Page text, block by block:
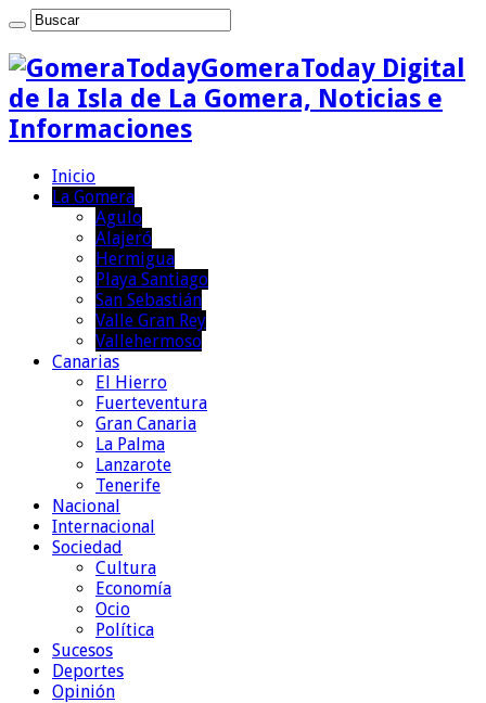
GomeraToday Digital
de la Isla de La Gomera, Noticias e
Informaciones
Inicio
La Gomera
Agulo
Alajeró
Hermigua
Playa Santiago
San Sebastián
Valle Gran Rey
Vallehermoso
Canarias
El Hierro
Fuerteventura
Gran Canaria
La Palma
Lanzarote
Tenerife
Nacional
Internacional
Sociedad
Cultura
Economía
Ocio
Política
Sucesos
Deportes
Opinión